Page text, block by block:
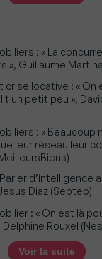
: « La
», Guillaume
crise locative : « On
un petit peu »,
: « Beaucoup
leur réseau leur
d’intelligence
Diaz (Septeo)
: « On est là
Delphine Rouxel
Voir la suite